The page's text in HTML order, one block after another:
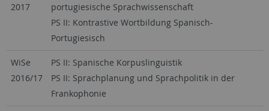
2017
portugiesische Sprachwissenschaft
PS II: Kontrastive Wortbildung Spanisch-
Portugiesisch
WiSe
2016/17
PS II: Spanische Korpuslinguistik
PS II: Sprachplanung und Sprachpolitik in der
Frankophonie